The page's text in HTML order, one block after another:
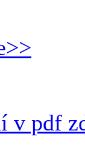
v pdf